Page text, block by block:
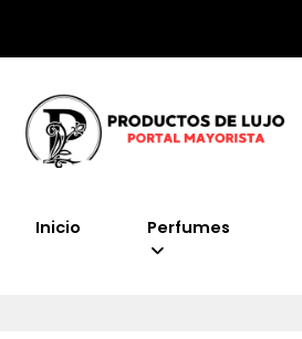
Inicio Perfumes